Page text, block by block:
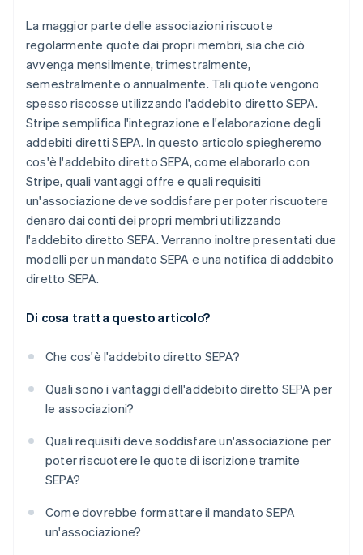
La maggior parte delle associazioni riscuote
regolarmente quote dai propri membri, sia che ciò
avvenga mensilmente, trimestralmente,
semestralmente o annualmente. Tali quote vengono
spesso riscosse utilizzando l'addebito diretto SEPA.
Stripe semplifica l'integrazione e l'elaborazione degli
addebiti diretti SEPA. In questo articolo spiegheremo
cos'è l'addebito diretto SEPA, come elaborarlo con
Stripe, quali vantaggi offre e quali requisiti
un'associazione deve soddisfare per poter riscuotere
denaro dai conti dei propri membri utilizzando
l'addebito diretto SEPA. Verranno inoltre presentati due
modelli per un mandato SEPA e una notifica di addebito
diretto SEPA.
Di cosa tratta questo articolo?
Che cos'è l'addebito diretto SEPA?
Quali sono i vantaggi dell'addebito diretto SEPA per
le associazioni?
Quali requisiti deve soddisfare un'associazione per
poter riscuotere le quote di iscrizione tramite
SEPA?
Come dovrebbe formattare il mandato SEPA
un'associazione?